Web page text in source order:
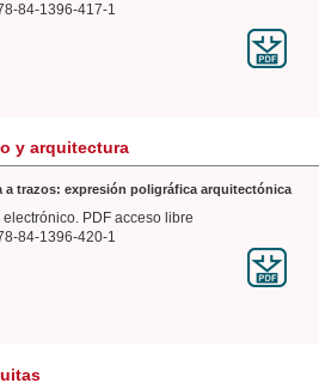
84-1396-417-1
y arquitectura
a trazos: expresión poligráfica arquitectónica
electrónico. PDF acceso libre
84-1396-420-1